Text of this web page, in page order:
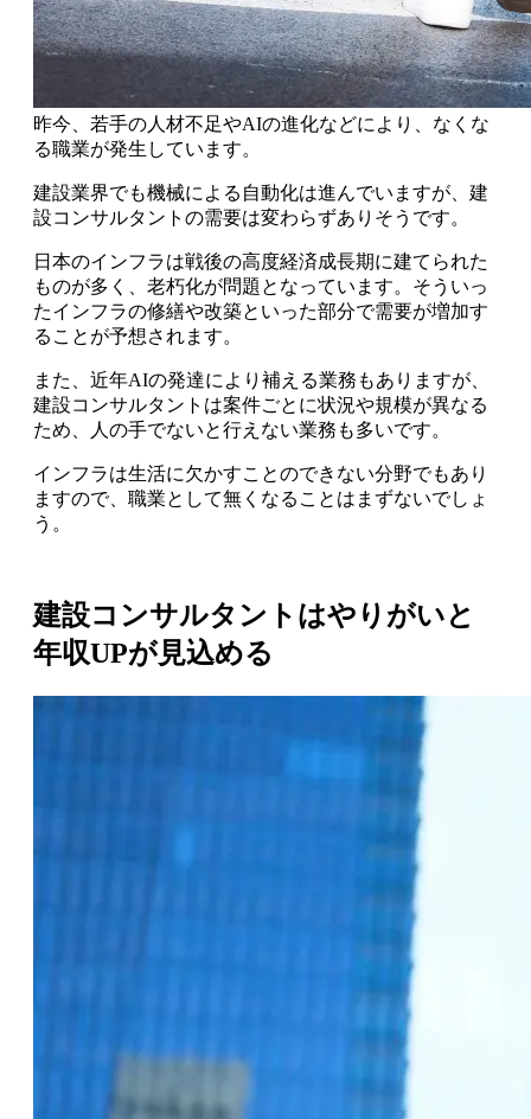
昨今、若手の人材不足やAIの進化などにより、なくな
る職業が発生しています。
建設業界でも機械による自動化は進んでいますが、 建
設コンサルタントの需要は変わらずありそうです。
日本のインフラは戦後の高度経済成長期に建てられた
ものが多く、老朽化が問題となっています。そういっ
たインフラの修繕や改築といった部分で需要が増加す
ることが予想されます。
また、近年AIの発達により補える業務もありますが、
建設コンサルタントは案件ごとに状況や規模が異なる
ため、人の手でないと行えない業務も多いです。
インフラは生活に欠かすことのできない分野でもあり
ますので、 職業として無くなることはまずないでしょ
う。
建設コンサルタントはやりがいと
年収UPが見込める